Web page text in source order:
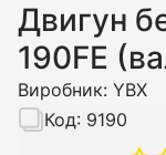
Двигун
190FE
Виробник: YBX
Код: 9190